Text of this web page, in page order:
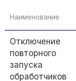
Наименование
Отключение
повторного
запуска
обработчиков